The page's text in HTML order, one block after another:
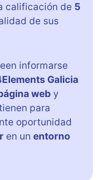
calificación de 5
de sus
informarse
Galicia
web y
para
oportunidad
en un entorno